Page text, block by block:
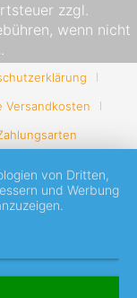
zzgl.
wenn nicht
Versandkosten
von Dritten,
und Werbung